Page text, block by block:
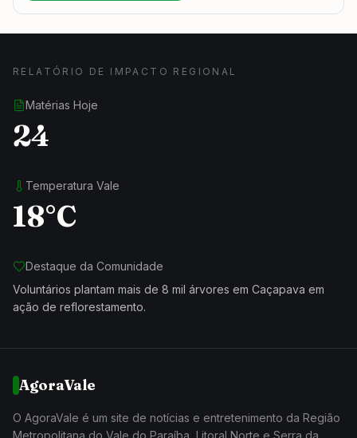
RELATÓRIO DE IMPACTO REGIONAL
Matérias Hoje
24
Temperatura Vale
18°C
Destaque da Comunidade
Voluntários plantam mais de 8 mil árvores em Caçapava em
ação de reflorestamento.
AgoraVale
O AgoraVale é um site de notícias e entretenimento da Região
Metropolitana do Vale do Paraíba, Litoral Norte e Serra da